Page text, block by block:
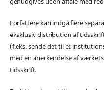
Forfattere kan indgå flere
eksklusiv distribution af
(f.eks. sende det til et
med en anerkendelse af
tidsskrift.